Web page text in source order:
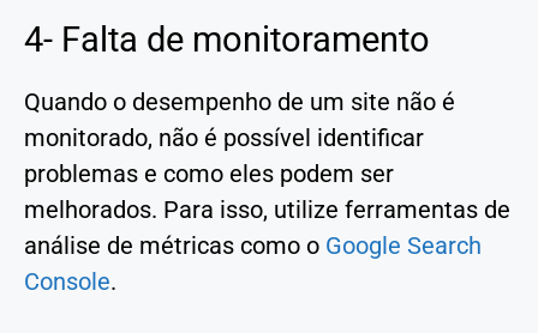
4- Falta de monitoramento
Quando o desempenho de um site não é
monitorado, não é possível identificar
problemas e como eles podem ser
melhorados. Para isso, utilize ferramentas de
análise de métricas como o Google Search
Console.